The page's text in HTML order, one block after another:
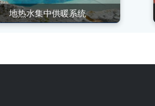
地热水集中供暖系统